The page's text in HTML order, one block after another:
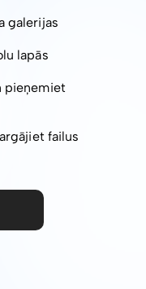
galerijas
lapās
pieņemiet
failus